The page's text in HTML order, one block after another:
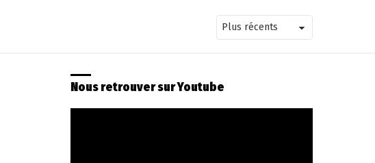
Nous retrouver sur Youtube